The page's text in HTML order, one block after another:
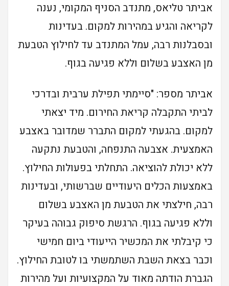
אביתר טליאס, מתנדב הסניף המקומי, נענה
לקריאה והגיע במהירות למקום. בעדינות
ובסבלנות רבה, עמל המתנדב עד לחילוץ הטבעת
מן האצבע בשלום וללא פגיעה בגוף.
אביתר מספר: "סיימתי תפילת ערבית ובדרכי
לביתי התקבלה קריאת החירום. מיד יצאתי
למקום. בהגעתי למקום התברר שמדובר באצבע
האמצעית. אצבעה התנפחה, והטבעת נתקעה
ללא יכולת להוציאה. התחלתי בפעולות החילוץ.
באמצעות הכלים היעודיים שברשותי, ובעדינות
רבה, חילצתי את הטבעת מן האצבע בשלום
וללא פגיעה בגוף. הרגשת סיפוק גבוהה בעיקר
כי קיבלתי את המכשיר הייעודי ביום חמישי
וכבר בצאת השבת השתמשתי בו לטובת החילוץ.
הגברת הודתה מאוד על המקצועיות ועל מהירות